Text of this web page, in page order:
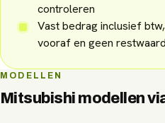
controleren
Vast bedrag inclusief
vooraf en geen
MODELLEN
Mitsubishi modellen